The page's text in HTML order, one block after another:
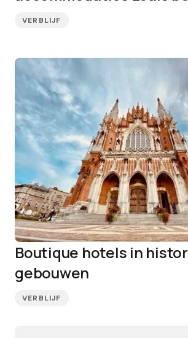
VERBLIJF
Boutique hotels in
gebouwen
VERBLIJF